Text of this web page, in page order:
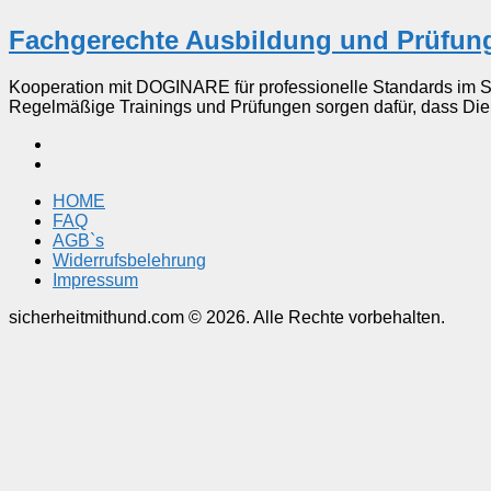
Fachgerechte Ausbildung und
Kooperation mit DOGINARE für professionelle Standards
Regelmäßige Trainings und Prüfungen sorgen dafür, dass
HOME
FAQ
AGB`s
Widerrufsbelehrung
Impressum
sicherheitmithund.com © 2026. Alle Rechte vorbehalten.